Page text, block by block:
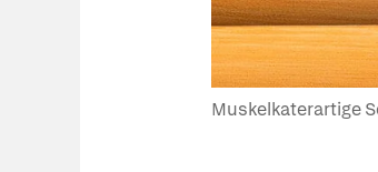
Muskelkaterartige